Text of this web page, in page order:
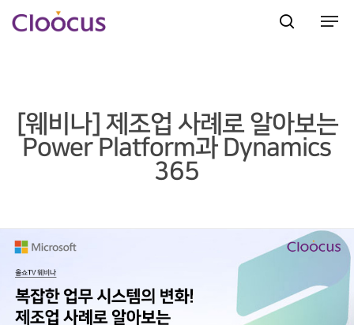
[웨비나] 제조업 사례로 알아보는
Power Platform과 Dynamics
365